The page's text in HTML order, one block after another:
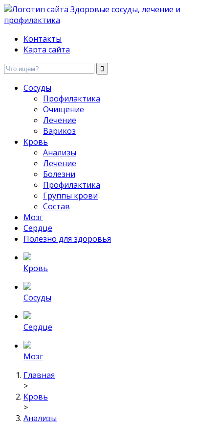
Здоровые сосуды, лечение и профилактика
Контакты
Карта сайта
Сосуды
Профилактика
Очищение
Лечение
Варикоз
Кровь
Анализы
Лечение
Болезни
Профилактика
Группы крови
Состав
Мозг
Сердце
Полезно для здоровья
Кровь
Сосуды
Сердце
Мозг
Главная
>
Кровь
>
Анализы